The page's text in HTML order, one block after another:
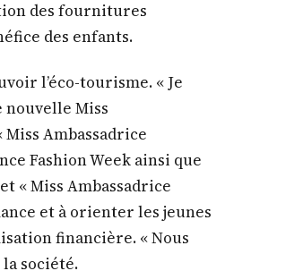
des fournitures
des enfants.
l’éco-tourisme. « Je
nouvelle Miss
Ambassadrice
Fashion Week ainsi que
« Miss Ambassadrice
et à orienter les jeunes
financière. « Nous
société.